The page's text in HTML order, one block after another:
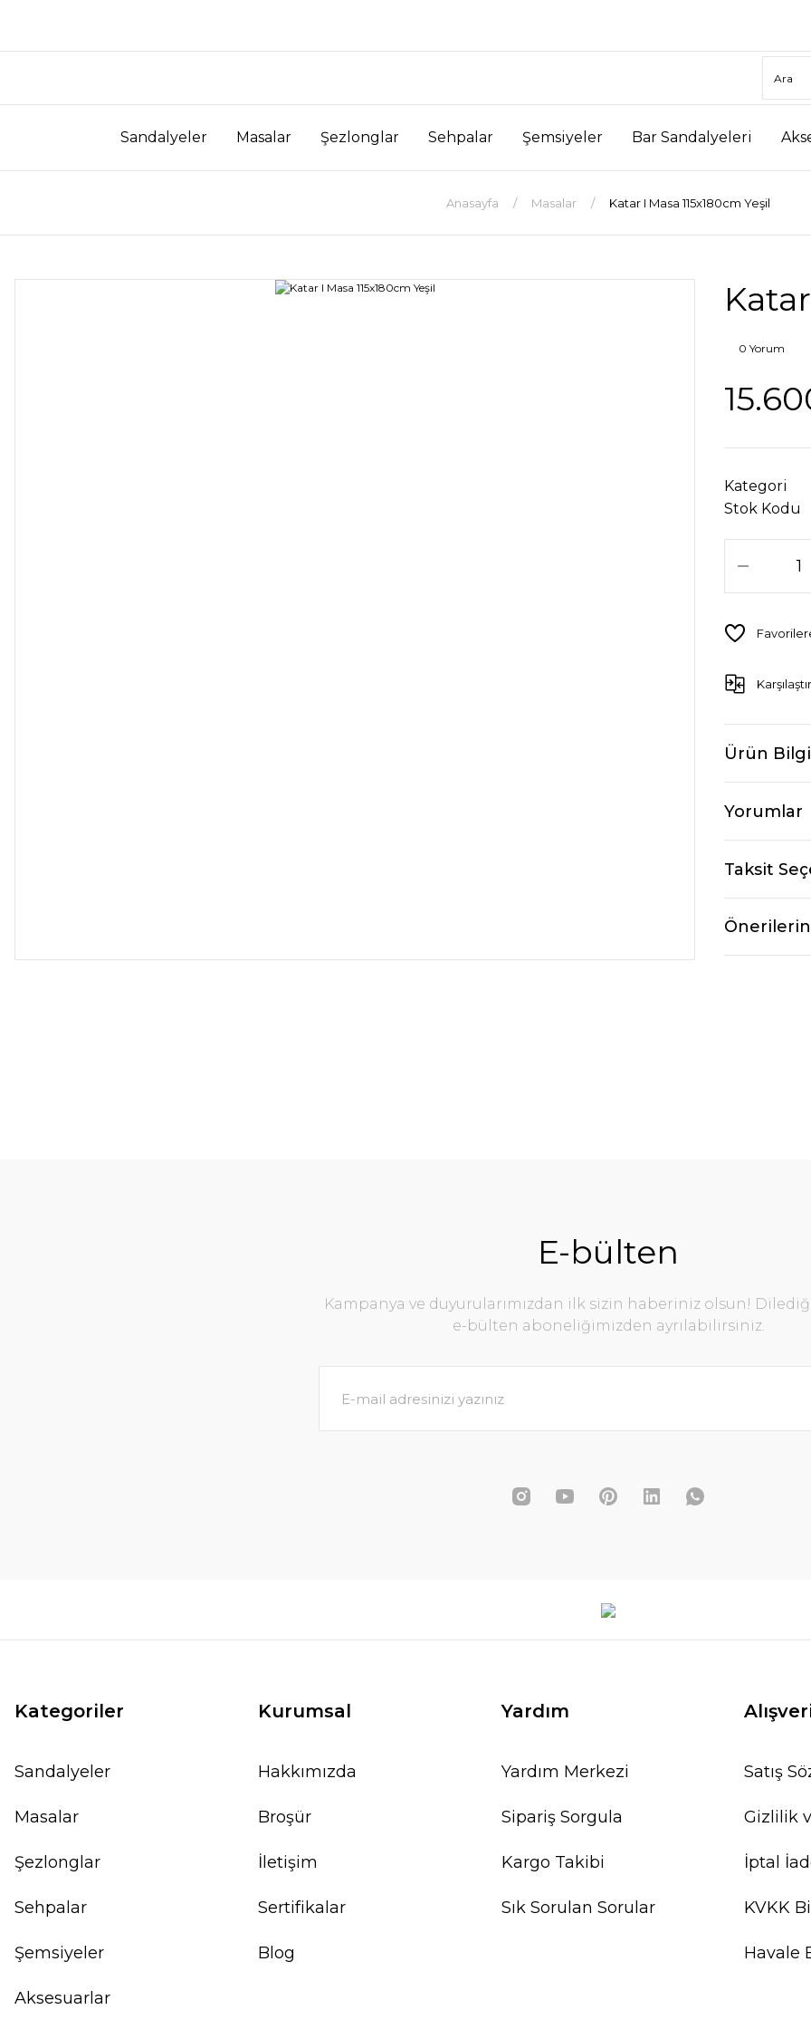
Sandalyeler Masalar Şezlonglar Sehpalar Şemsiyeler Bar Sandalyeleri
Anasayfa Masalar Katar I Masa 115x180cm Yeşil
0 Yorum
Kategori
Stok Kodu
Karşılaştır
Ürün
Yorumlar
Taksit
E-bülten
Kampanya ve duyurularımızdan ilk sizin haberiniz olsun!
e-bülten aboneliğimizden ayrılabilirsiniz.
Kategoriler
Sandalyeler
Masalar
Şezlonglar
Sehpalar
Şemsiyeler
Aksesuarlar
Kurumsal
Hakkımızda
Broşür
İletişim
Sertifikalar
Blog
Yardım
Yardım Merkezi
Sipariş Sorgula
Kargo Takibi
Sık Sorulan Sorular
Satış
Gizlilik
İptal
KVKK
Havale